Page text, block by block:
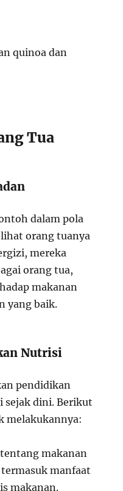
quinoa dan
Tua
dalam pola
orang tuanya
mereka
orang tua,
makanan
yang baik.
Nutrisi
pendidikan
dini. Berikut
melakukannya:
makanan
manfaat
makanan.